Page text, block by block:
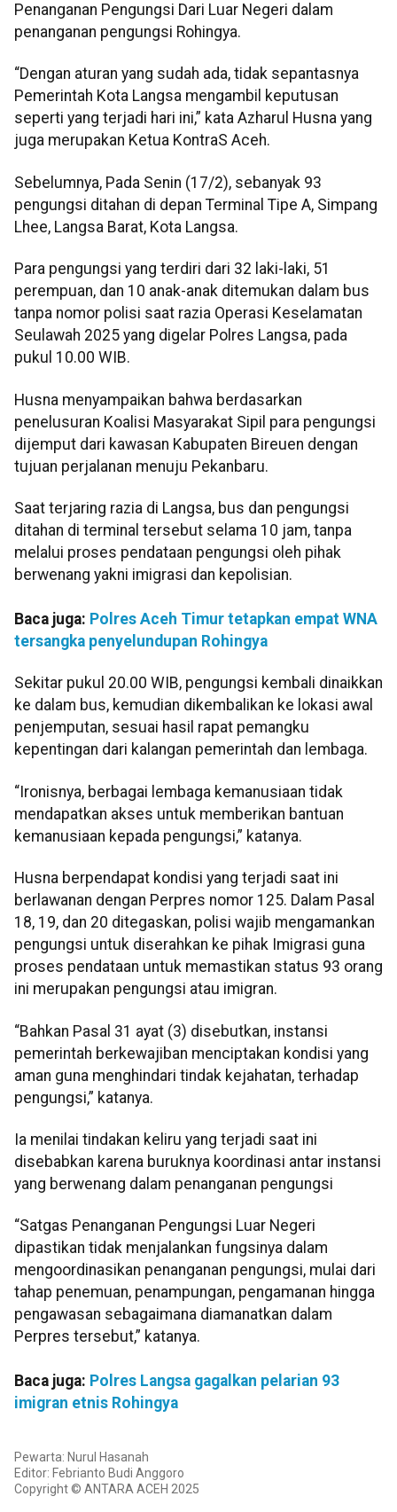
Penanganan Pengungsi Dari Luar Negeri dalam
penanganan pengungsi Rohingya.
“Dengan aturan yang sudah ada, tidak sepantasnya
Pemerintah Kota Langsa mengambil keputusan
seperti yang terjadi hari ini,” kata Azharul Husna yang
juga merupakan Ketua KontraS Aceh.
Sebelumnya, Pada Senin (17/2), sebanyak 93
pengungsi ditahan di depan Terminal Tipe A, Simpang
Lhee, Langsa Barat, Kota Langsa.
Para pengungsi yang terdiri dari 32 laki-laki, 51
perempuan, dan 10 anak-anak ditemukan dalam bus
tanpa nomor polisi saat razia Operasi Keselamatan
Seulawah 2025 yang digelar Polres Langsa, pada
pukul 10.00 WIB.
Husna menyampaikan bahwa berdasarkan
penelusuran Koalisi Masyarakat Sipil para pengungsi
dijemput dari kawasan Kabupaten Bireuen dengan
tujuan perjalanan menuju Pekanbaru.
Saat terjaring razia di Langsa, bus dan pengungsi
ditahan di terminal tersebut selama 10 jam, tanpa
melalui proses pendataan pengungsi oleh pihak
berwenang yakni imigrasi dan kepolisian.
Baca juga: Polres Aceh Timur tetapkan empat WNA
tersangka penyelundupan Rohingya
Sekitar pukul 20.00 WIB, pengungsi kembali dinaikkan
ke dalam bus, kemudian dikembalikan ke lokasi awal
penjemputan, sesuai hasil rapat pemangku
kepentingan dari kalangan pemerintah dan lembaga.
“Ironisnya, berbagai lembaga kemanusiaan tidak
mendapatkan akses untuk memberikan bantuan
kemanusiaan kepada pengungsi,” katanya.
Husna berpendapat kondisi yang terjadi saat ini
berlawanan dengan Perpres nomor 125. Dalam Pasal
18, 19, dan 20 ditegaskan, polisi wajib mengamankan
pengungsi untuk diserahkan ke pihak Imigrasi guna
proses pendataan untuk memastikan status 93 orang
ini merupakan pengungsi atau imigran.
“Bahkan Pasal 31 ayat (3) disebutkan, instansi
pemerintah berkewajiban menciptakan kondisi yang
aman guna menghindari tindak kejahatan, terhadap
pengungsi,” katanya.
Ia menilai tindakan keliru yang terjadi saat ini
disebabkan karena buruknya koordinasi antar instansi
yang berwenang dalam penanganan pengungsi
“Satgas Penanganan Pengungsi Luar Negeri
dipastikan tidak menjalankan fungsinya dalam
mengoordinasikan penanganan pengungsi, mulai dari
tahap penemuan, penampungan, pengamanan hingga
pengawasan sebagaimana diamanatkan dalam
Perpres tersebut,” katanya.
Baca juga: Polres Langsa gagalkan pelarian 93
imigran etnis Rohingya
Pewarta: Nurul Hasanah
Editor: Febrianto Budi Anggoro
Copyright © ANTARA ACEH 2025